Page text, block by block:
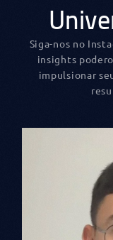
Siga-nos no
insights
impulsionar